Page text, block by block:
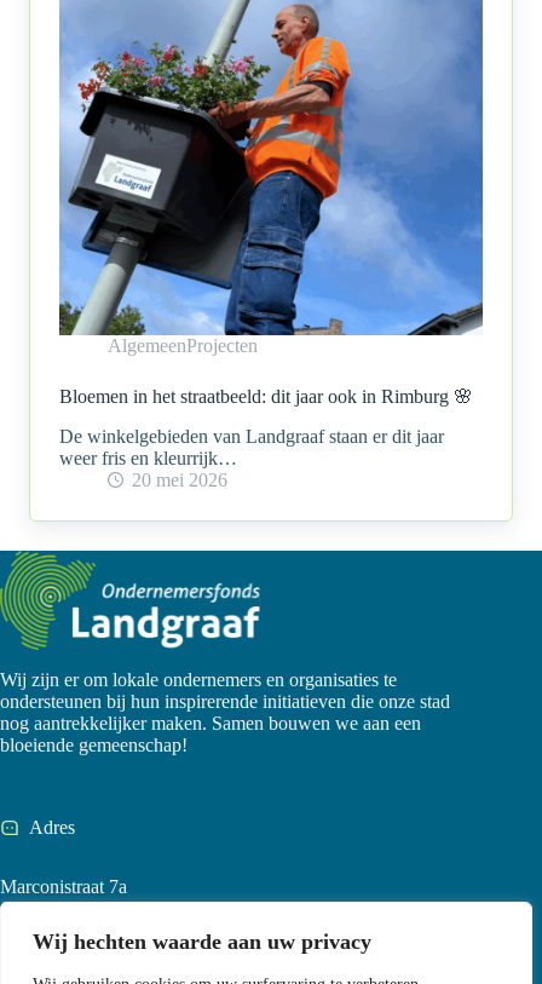
Wij hechten waarde aan uw privacy
AlgemeenProjecten
Bloemen in het straatbeeld: dit jaar ook in Rimburg 🌸
De winkelgebieden van Landgraaf staan er dit jaar
weer fris en kleurrijk…
20 mei 2026
Wij zijn er om lokale ondernemers en organisaties te
ondersteunen bij hun inspirerende initiatieven die onze stad
nog aantrekkelijker maken. Samen bouwen we aan een
bloeiende gemeenschap!
Adres
Marconistraat 7a
6372 PN, Landgraaf
Nederland